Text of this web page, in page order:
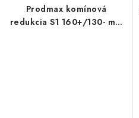
Prodmax komínová
redukcia S1 160+/130- mm